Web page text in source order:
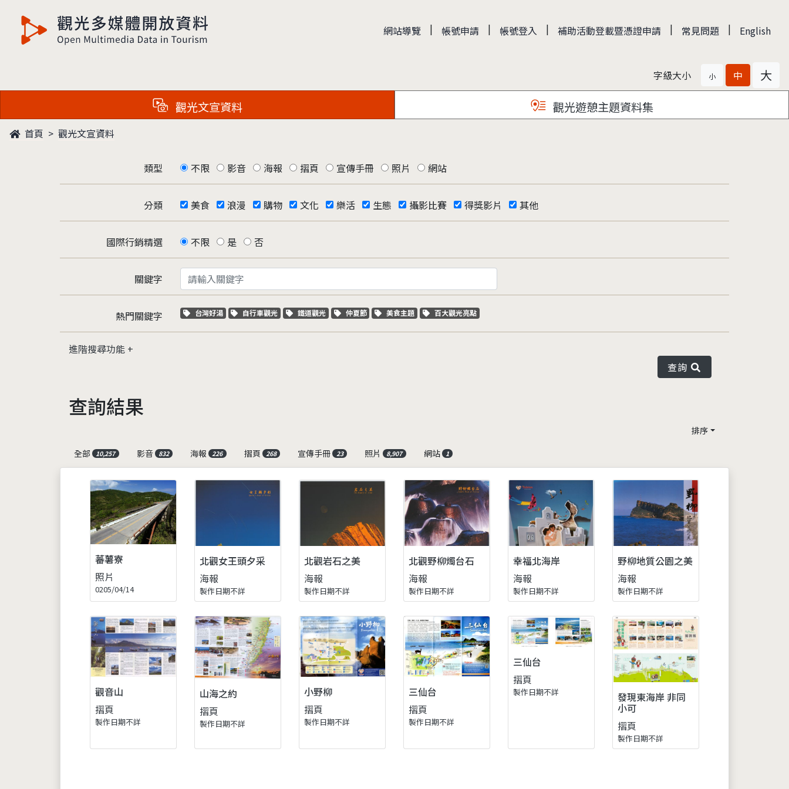
觀光多媒體開放資料 網站導覽 | 帳號申請 | 帳號登入 | 補助活動登載暨憑證申請 | 常見問題 | English
字級大小 小 中 大
觀光文宣資料 觀光遊憩主題資料集
首頁 觀光文宣資料
類型 不限 影音 海報 摺頁 宣傳手冊 照片 網站
分類 美食 浪漫 購物 文化 樂活 生態 攝影比賽 得獎影片 其他
國際行銷精選 不限 是 否
關鍵字
熱門關鍵字 關鍵字標籤
台灣好湯 關鍵字標籤
自行車觀光 關鍵字標籤
鐵道觀光 關鍵字標籤
仲夏節 關鍵字標籤
美食主題 關鍵字標籤
百大觀光亮點
進階搜尋功能
查詢
查詢結果
排序
全部
10,257 影音 832 海報 226 摺頁 268 宣傳手冊 23 照片 8,907 網站 1
蕃薯寮
照片
0205/04/14
北觀女王頭夕采
海報
製作日期不詳
北觀岩石之美
海報
製作日期不詳
北觀野柳燭台石
海報
製作日期不詳
幸福北海岸
海報
製作日期不詳
野柳地質公園之美
海報
製作日期不詳
觀音山
摺頁
製作日期不詳
山海之約
摺頁
製作日期不詳
小野柳
摺頁
製作日期不詳
三仙台
摺頁
製作日期不詳
三仙台
摺頁
製作日期不詳 發現東海岸 非同
小可
摺頁
製作日期不詳